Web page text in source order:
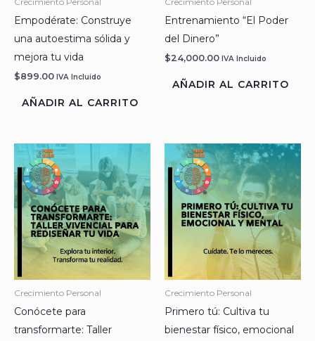
Empodérate: Construye
una autoestima sólida y
mejora tu vida
$899.00 IVA Incluido
AÑADIR AL CARRITO
Entrenamiento “El Poder
del Dinero”
$24,000.00 IVA Incluido
AÑADIR AL CARRITO
Crecimiento Personal
Conócete para
transformarte: Taller
Crecimiento Personal
Primero tú: Cultiva tu
bienestar físico, emocional